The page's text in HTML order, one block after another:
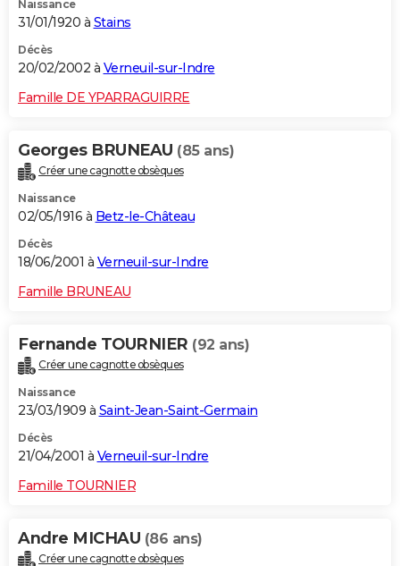
Naissance
31/01/1920 à Stains
Décès
20/02/2002 à Verneuil-sur-Indre
Famille DE YPARRAGUIRRE
Georges BRUNEAU (85 ans)
Créer une cagnotte obsèques
Naissance
02/05/1916 à Betz-le-Château
Décès
18/06/2001 à Verneuil-sur-Indre
Famille BRUNEAU
Fernande TOURNIER (92 ans)
Créer une cagnotte obsèques
Naissance
23/03/1909 à Saint-Jean-Saint-Germain
Décès
21/04/2001 à Verneuil-sur-Indre
Famille TOURNIER
Andre MICHAU (86 ans)
Créer une cagnotte obsèques